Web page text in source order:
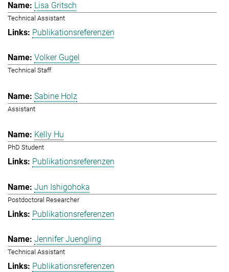
Lisa Gritsch
Technical Assistant
Publikationsreferenzen
Volker Gugel
Technical Staff
Sabine Holz
Assistant
Kelly Hu
PhD Student
Publikationsreferenzen
Jun Ishigohoka
Postdoctoral Researcher
Publikationsreferenzen
Jennifer Juengling
Technical Assistant
Publikationsreferenzen